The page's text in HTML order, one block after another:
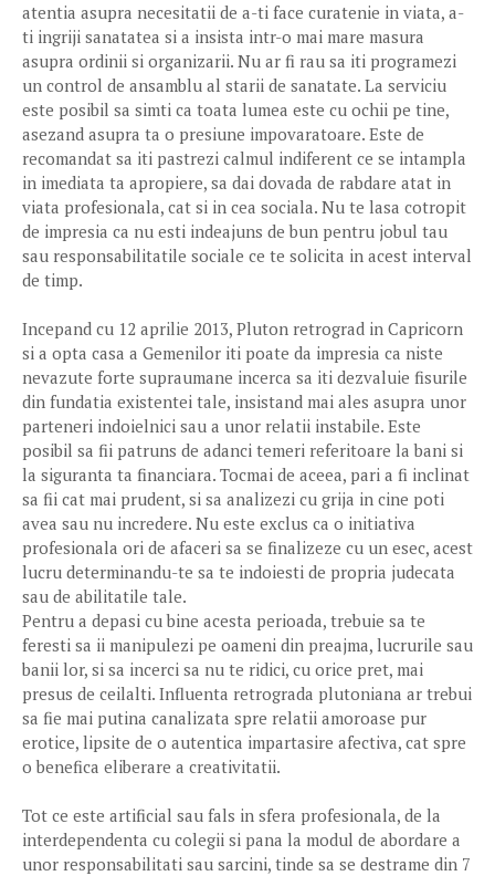
atentia asupra necesitatii de a-ti face curatenie in viata, a-
ti ingriji sanatatea si a insista intr-o mai mare masura
asupra ordinii si organizarii. Nu ar fi rau sa iti programezi
un control de ansamblu al starii de sanatate. La serviciu
este posibil sa simti ca toata lumea este cu ochii pe tine,
asezand asupra ta o presiune impovaratoare. Este de
recomandat sa iti pastrezi calmul indiferent ce se intampla
in imediata ta apropiere, sa dai dovada de rabdare atat in
viata profesionala, cat si in cea sociala. Nu te lasa cotropit
de impresia ca nu esti indeajuns de bun pentru jobul tau
sau responsabilitatile sociale ce te solicita in acest interval
de timp.
Incepand cu 12 aprilie 2013, Pluton retrograd in Capricorn
si a opta casa a Gemenilor iti poate da impresia ca niste
nevazute forte supraumane incerca sa iti dezvaluie fisurile
din fundatia existentei tale, insistand mai ales asupra unor
parteneri indoielnici sau a unor relatii instabile. Este
posibil sa fii patruns de adanci temeri referitoare la bani si
la siguranta ta financiara. Tocmai de aceea, pari a fi inclinat
sa fii cat mai prudent, si sa analizezi cu grija in cine poti
avea sau nu incredere. Nu este exclus ca o initiativa
profesionala ori de afaceri sa se finalizeze cu un esec, acest
lucru determinandu-te sa te indoiesti de propria judecata
sau de abilitatile tale.
Pentru a depasi cu bine acesta perioada, trebuie sa te
feresti sa ii manipulezi pe oameni din preajma, lucrurile sau
banii lor, si sa incerci sa nu te ridici, cu orice pret, mai
presus de ceilalti. Influenta retrograda plutoniana ar trebui
sa fie mai putina canalizata spre relatii amoroase pur
erotice, lipsite de o autentica impartasire afectiva, cat spre
o benefica eliberare a creativitatii.
Tot ce este artificial sau fals in sfera profesionala, de la
interdependenta cu colegii si pana la modul de abordare a
unor responsabilitati sau sarcini, tinde sa se destrame din 7